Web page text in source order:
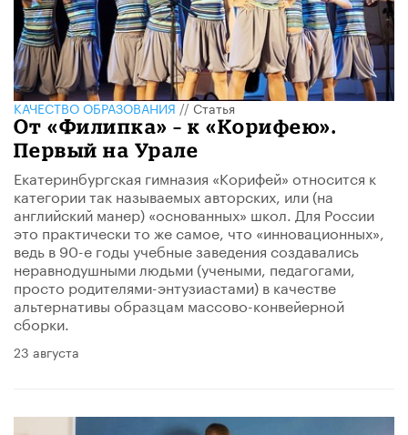
КАЧЕСТВО ОБРАЗОВАНИЯ//Статья
От «Филипка» – к «Корифею».
Первый на Урале
Екатеринбургская гимназия «Корифей» относится к
категории так называемых авторских, или (на
английский манер) «основанных» школ. Для России
это практически то же самое, что «инновационных»,
ведь в 90-е годы учебные заведения создавались
неравнодушными людьми (учеными, педагогами,
просто родителями-энтузиастами) в качестве
альтернативы образцам массово-конвейерной
сборки.
23 августа